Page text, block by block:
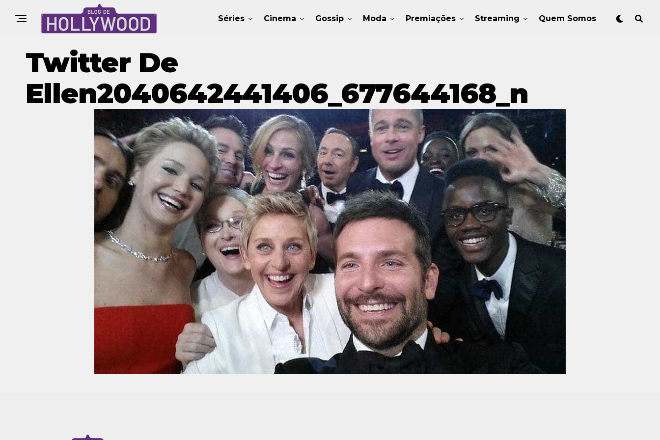
Séries Cinema Gossip Moda Premiações Streaming Quem Somos
Twitter De
Ellen2040642441406_677644168_n